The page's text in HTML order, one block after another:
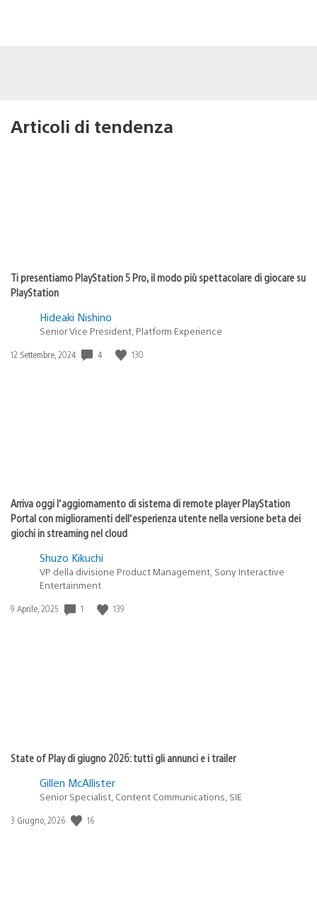
Articoli di tendenza
Ti presentiamo PlayStation 5 Pro, il modo più spettacolare di giocare su
PlayStation
Hideaki Nishino
Senior Vice President, Platform Experience
Data
12 Settembre, 2024 4 130
Arriva oggi l’aggiornamento di sistema di remote player PlayStation
Portal con miglioramenti dell’esperienza utente nella versione beta dei
giochi in streaming nel cloud
Shuzo Kikuchi
VP della divisione Product Management, Sony Interactive
Entertainment
Data
9 Aprile, 2025 1 139
State of Play di giugno 2026: tutti gli annunci e i trailer
Gillen McAllister
Senior Specialist, Content Communications, SIE
Data
3 Giugno, 2026 16